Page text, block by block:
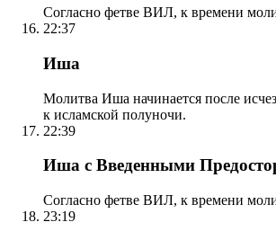
Согласно фетве ВИЛ, к времени
22:37
Иша
Молитва Иша начинается после
к исламской полуночи.
22:39
Иша с Введенными
Согласно фетве ВИЛ, к времени
23:19